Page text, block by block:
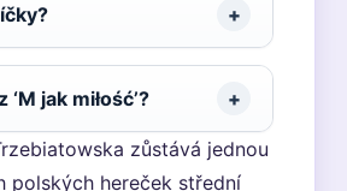
jak miłość’?
zůstává jednou
polských hereček střední